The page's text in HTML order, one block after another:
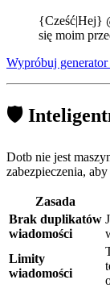
{Cześć|Hej}
się moim
Wypróbuj
🛡️
Dotb nie jest
zabezpieczenia,
Zasada
Brak duplikatów
wiadomości
Limity
wiadomości